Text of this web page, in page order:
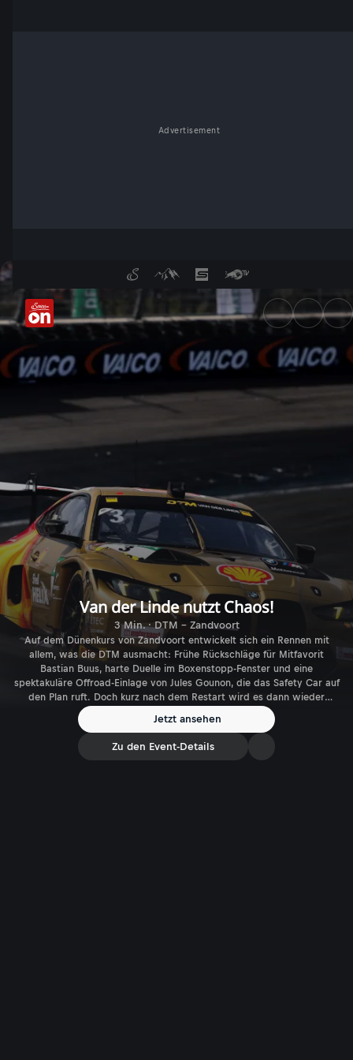
Advertisement
Zandvoort: Highlights
Van der Linde nutzt Chaos!
3 Min. · DTM - Zandvoort
Auf dem Dünenkurs von Zandvoort entwickelt sich ein Rennen mit
allem, was die DTM ausmacht: Frühe Rückschläge für Mitfavorit
Bastian Buus, harte Duelle im Boxenstopp-Fenster und eine
spektakuläre Offroad-Einlage von Jules Gounon, die das Safety Car auf
den Plan ruft. Doch kurz nach dem Restart wird es dann wieder
Jetzt ansehen
Zu den Event-Details